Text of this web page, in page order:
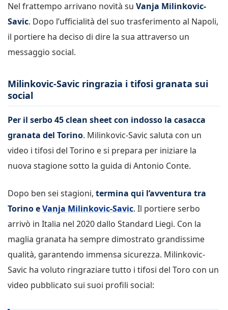
Nel frattempo arrivano novità su Vanja Milinkovic-
Savic. Dopo l’ufficialità del suo trasferimento al Napoli,
il portiere ha deciso di dire la sua attraverso un
messaggio social.
Milinkovic-Savic ringrazia i tifosi granata sui
social
Per il serbo 45 clean sheet con indosso la casacca
granata del Torino. Milinkovic-Savic saluta con un
video i tifosi del Torino e si prepara per iniziare la
nuova stagione sotto la guida di Antonio Conte.
Dopo ben sei stagioni, termina qui l’avventura tra
Torino eVanja Milinkovic-Savic. Il portiere serbo
arrivò in Italia nel 2020 dallo Standard Liegi. Con la
maglia granata ha sempre dimostrato grandissime
qualità, garantendo immensa sicurezza. Milinkovic-
Savic ha voluto ringraziare tutto i tifosi del Toro con un
video pubblicato sui suoi profili social: